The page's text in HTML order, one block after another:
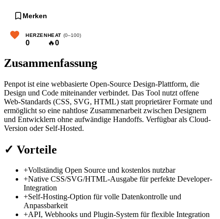
Merken
HERZEN
0
HEAT (0–100)
🔥0
Zusammenfassung
Penpot ist eine webbasierte Open-Source Design-Plattform, die
Design und Code miteinander verbindet. Das Tool nutzt offene
Web-Standards (CSS, SVG, HTML) statt proprietärer Formate und
ermöglicht so eine nahtlose Zusammenarbeit zwischen Designern
und Entwicklern ohne aufwändige Handoffs. Verfügbar als Cloud-
Version oder Self-Hosted.
✓ Vorteile
+Vollständig Open Source und kostenlos nutzbar
+Native CSS/SVG/HTML-Ausgabe für perfekte Developer-
Integration
+Self-Hosting-Option für volle Datenkontrolle und
Anpassbarkeit
+API, Webhooks und Plugin-System für flexible Integration